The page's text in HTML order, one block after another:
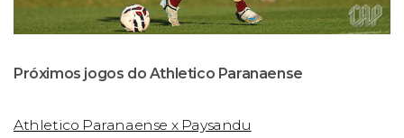
Próximos jogos do Athletico Paranaense
Athletico Paranaense x Paysandu